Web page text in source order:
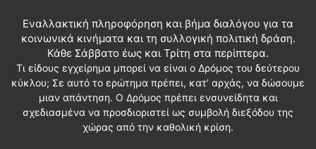
Εναλλακτική πληροφόρηση και βήμα διαλόγου για τα
κοινωνικά κινήματα και τη συλλογική πολιτική δράση.
Κάθε Σάββατο έως και Τρίτη στα περίπτερα.
Τι είδους εγχείρημα μπορεί να είναι ο Δρόμος του δεύτερου
κύκλου; Σε αυτό το ερώτημα πρέπει, κατ’ αρχάς, να δώσουμε
μιαν απάντηση. Ο Δρόμος πρέπει ενσυνείδητα και
σχεδιασμένα να προσδιοριστεί ως συμβολή διεξόδου της
χώρας από την καθολική κρίση.